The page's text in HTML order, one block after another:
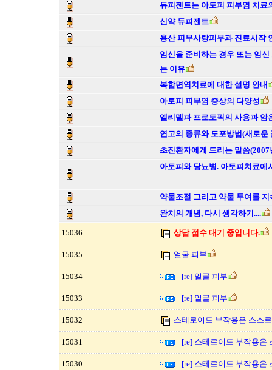
듀피젠트는 아토피 피부염 치료
신약 듀피젠트
용산 피부사랑피부과 진료시작
임신을 준비하는 경우 또는 임
는 이유
복합면역치료에 대한 설명 안내
아토피 피부염 증상의 다양성
엘리델과 프로토픽의 사용과 암
연고의 종류와 도포방법(새로운
초진환자에게 드리는 말씀
아토피와 당뇨병. 아토피치료에
약물조절 그리고 약물 투여를
완치의 개념, 다시 생각하기....
15036 상담 접수 대기 중입니다.
15035 얼굴 피부
15034 [re] 얼굴 피부
15033 [re] 얼굴 피부
15032 스테로이드 부작용은 스스
15031 [re] 스테로이드 부작용은
15030 [re] 스테로이드 부작용은